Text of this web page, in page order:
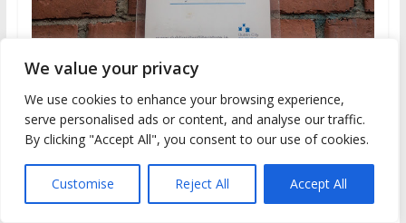
We value your privacy
We use cookies to enhance your browsing experience,
serve personalised ads or content, and analyse our traffic.
By clicking "Accept All", you consent to our use of cookies.
Customise Reject All Accept All
Así nos despedimos hasta la próxima! Hasta el
lunes!!! No se olviden de suscribir!